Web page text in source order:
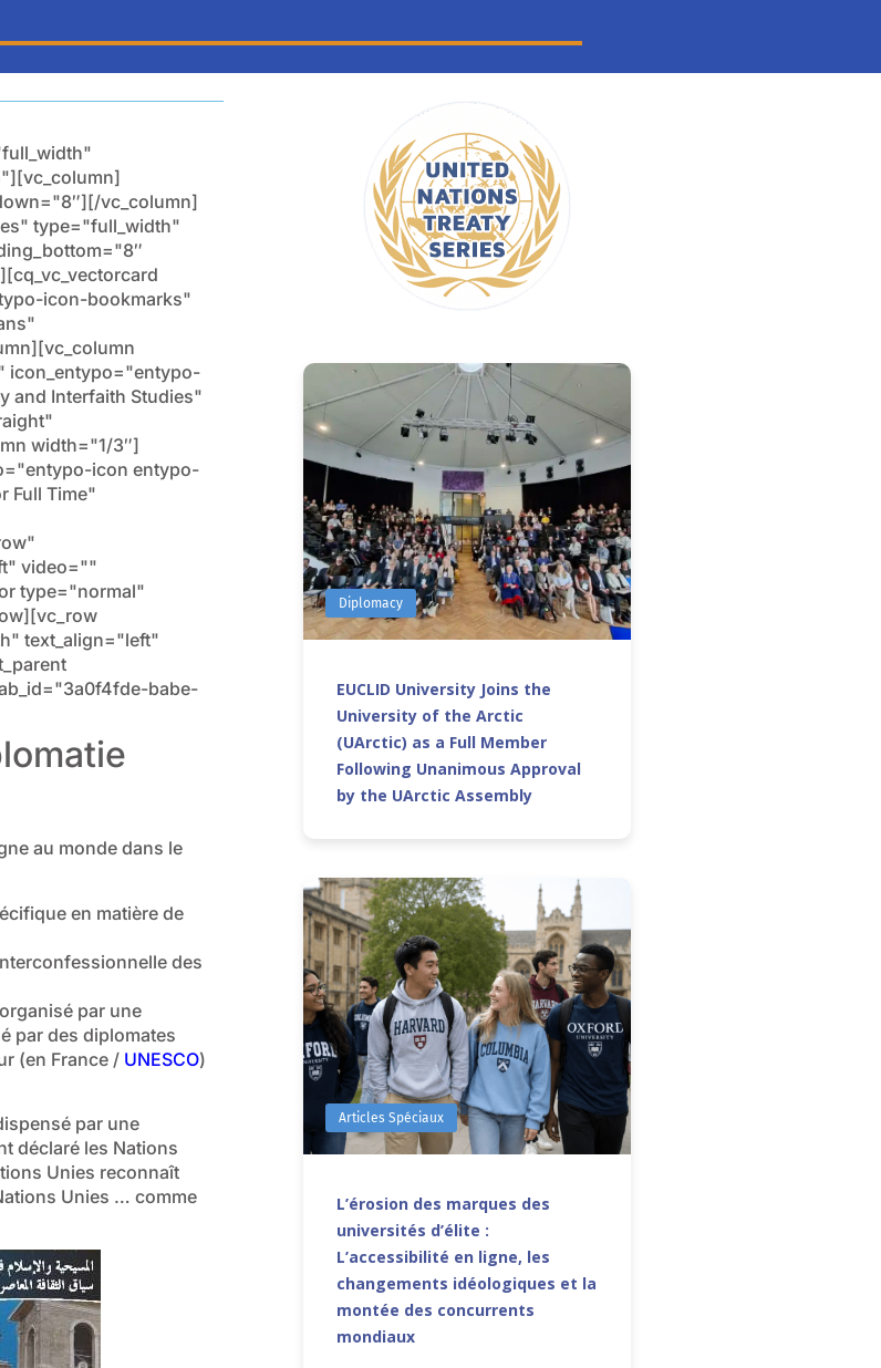
vc_column]
type="full_width"
icon-bookmarks"
icon_entypo="entypo-
and Interfaith Studies"
width="1/3″]
icon entypo-
Full Time"
video=""
type="normal"
text_align="left"
babe-
au monde dans le
en matière de
des
par une
par des diplomates
(en France / UNESCO)
par une
déclaré les Nations
Unies reconnaît
Unies … comme
Diplomacy
EUCLID University Joins the
University of the Arctic
(UArctic) as a Full Member
Following Unanimous Approval
by the UArctic Assembly
Articles Spéciaux
L’érosion des marques des
universités d’élite :
L’accessibilité en ligne, les
changements idéologiques et la
montée des concurrents
mondiaux